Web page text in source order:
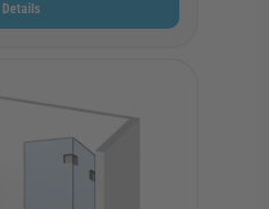
Details